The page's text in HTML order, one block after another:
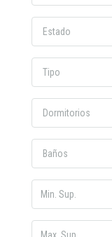
Estado
Tipo
Dormitorios
Baños